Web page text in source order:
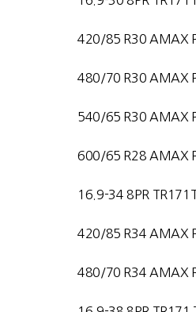
420/85 R30 AMAX
480/70 R30 AMAX
540/65 R30 AMAX
600/65 R28 AMAX
16.9-34 8PR
420/85 R34 AMAX
480/70 R34 AMAX